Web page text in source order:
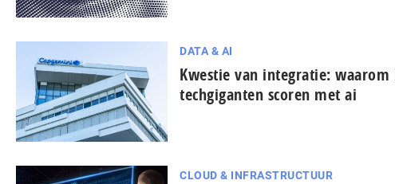
DATA & AI
Kwestie van integratie: waarom
techgiganten scoren met ai
CLOUD & INFRASTRUCTUUR